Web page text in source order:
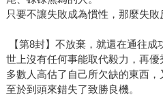
只要不讓失敗成為慣性，那麼失敗
【第8封】不放棄，就還在通往成
世上沒有任何事能取代毅力，再優
多數人高估了自己所欠缺的東西
至於到頭來錯失了致勝良機。